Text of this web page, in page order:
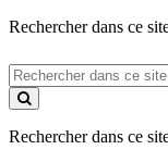
Rechercher dans ce
Rechercher
dans
ce
Rechercher dans ce